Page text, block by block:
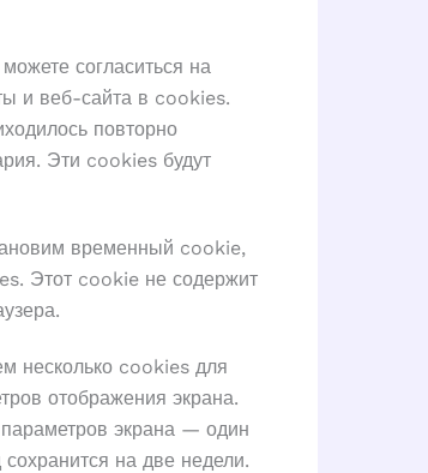
согласиться на
и веб-сайта в cookies.
повторно
Эти cookies будут
временный cookie,
Этот cookie не содержит
несколько cookies для
отображения экрана.
экрана — один
на две недели.